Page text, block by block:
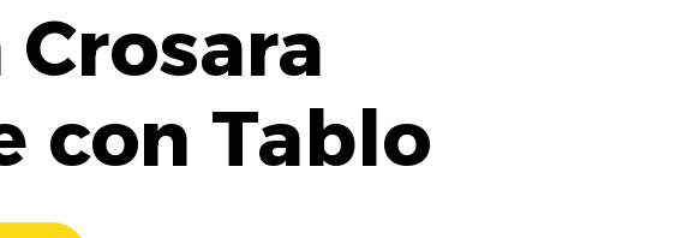
Crosara
con Tablo